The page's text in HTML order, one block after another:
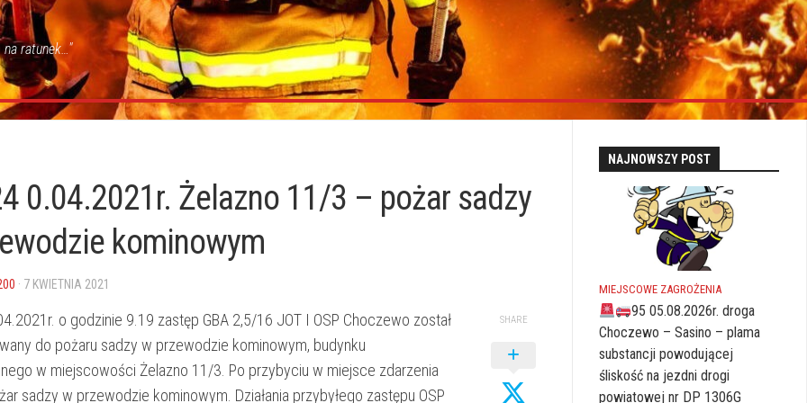
na ratunek…"
0.04.2021r. Żelazno 11/3 – pożar sadzy
kominowym
· 7 KWIETNIA 2021
o godzinie 9.19 zastęp GBA 2,5/16 JOT I OSP Choczewo został
do pożaru sadzy w przewodzie kominowym, budynku
w miejscowości Żelazno 11/3. Po przybyciu w miejsce zdarzenia
sadzy w przewodzie kominowym. Działania przybyłego zastępu OSP
SHARE
NAJNOWSZY POST
MIEJSCOWE ZAGROŻENIA
95 05.08.2026r. droga
Choczewo – Sasino – plama
substancji powodującej
śliskość na jezdni drogi
powiatowej nr DP 1306G